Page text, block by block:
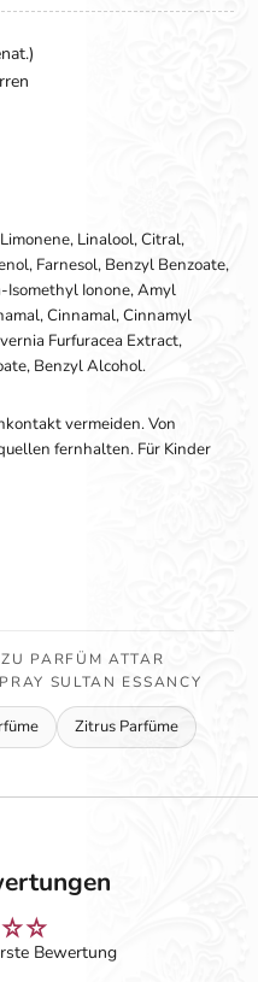
Linalool, Citral,
Farnesol, Benzyl Benzoate,
Isomethyl Ionone, Amyl
Cinnamal, Cinnamyl
Furfuracea Extract,
Benzyl Alcohol.
vermeiden. Von
fernhalten. Für Kinder
PARFÜM ATTAR
SULTAN ESSANCY
Zitrus Parfüme
Bewertung